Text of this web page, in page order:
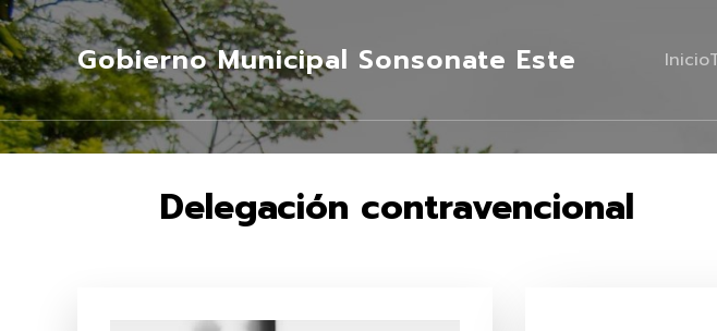
Gobierno Municipal Sonsonate Este Inicio
Delegación contravencional